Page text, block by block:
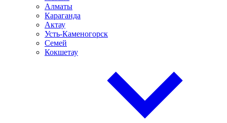
Алматы
Караганда
Актау
Усть-Каменогорск
Семей
Кокшетау